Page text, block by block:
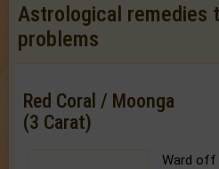
Astrological remedies
problems
Red Coral / Moonga
(3 Carat)
Ward off